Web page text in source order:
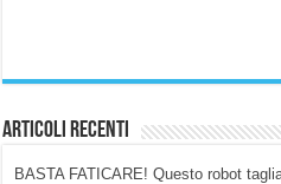
Articoli Recenti
BASTA FATICARE! Questo robot